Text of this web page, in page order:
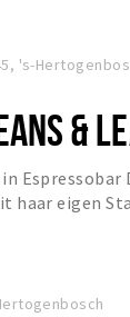
's-
&
Espressobar
haar eigen